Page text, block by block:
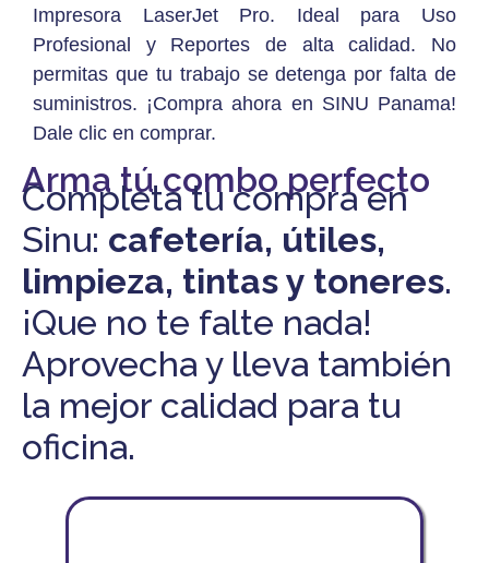
Impresora LaserJet Pro. Ideal para Uso
Profesional y Reportes de alta calidad. No
permitas que tu trabajo se detenga por falta de
suministros. ¡Compra ahora en SINU Panama!
Dale clic en comprar.
Arma tú combo perfecto
Completa tu compra en
Sinu: cafetería, útiles,
limpieza, tintas y toneres.
¡Que no te falte nada!
Aprovecha y lleva también
la mejor calidad para tu
oficina.